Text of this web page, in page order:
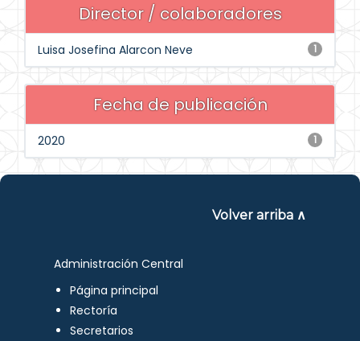
Director / colaboradores
1
Luisa Josefina Alarcon Neve
Fecha de publicación
1
2020
Volver arriba ∧
Administración Central
Página principal
Rectoría
Secretarios